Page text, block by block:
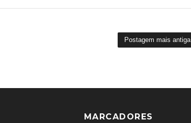
Postagem mais antiga
MARCADORES